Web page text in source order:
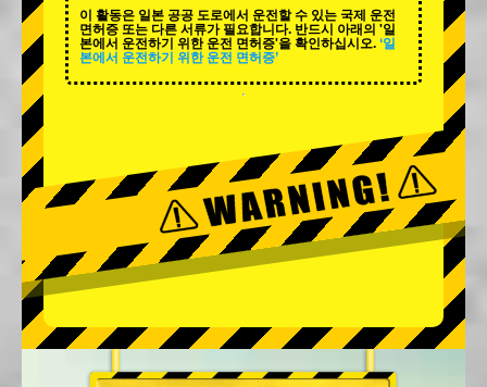
이 활동은 일본 공공 도로에서 운전할 수 있는 국제 운전
면허증 또는 다른 서류가 필요합니다. 반드시 아래의 '일
본에서 운전하기 위한 운전 면허증'을 확인하십시오. ‘일
본에서 운전하기 위한 운전 면허증’